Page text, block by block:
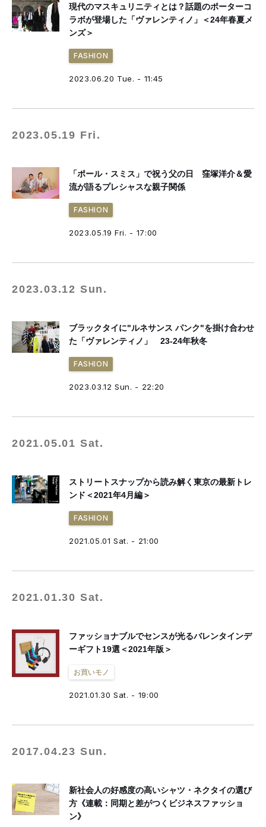
現代のマスキュリニティとは？話題のポーターコ
ラボが登場した「ヴァレンティノ」＜24年春夏メ
ンズ＞
FASHION
2023.06.20 Tue. - 11:45
2023.05.19 Fri.
「ポール・スミス」で祝う父の日 窪塚洋介＆愛
流が語るプレシャスな親子関係
FASHION
2023.05.19 Fri. - 17:00
2023.03.12 Sun.
ブラックタイに"ルネサンス パンク"を掛け合わせ
た「ヴァレンティノ」 23-24年秋冬
FASHION
2023.03.12 Sun. - 22:20
2021.05.01 Sat.
ストリートスナップから読み解く東京の最新トレ
ンド＜2021年4月編＞
FASHION
2021.05.01 Sat. - 21:00
2021.01.30 Sat.
ファッショナブルでセンスが光るバレンタインデ
ーギフト19選＜2021年版＞
お買いモノ
2021.01.30 Sat. - 19:00
2017.04.23 Sun.
新社会人の好感度の高いシャツ・ネクタイの選び
方《連載：同期と差がつくビジネスファッショ
ン》